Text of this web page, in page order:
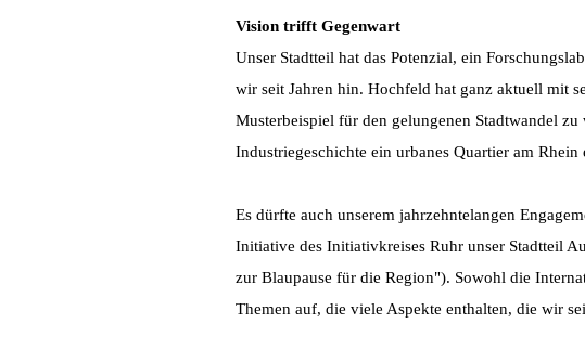
Vision trifft Gegenwart
Unser Stadtteil hat das Potenzial, ein
wir seit Jahren hin. Hochfeld hat ganz aktuell mit
Musterbeispiel für den gelungenen Stadtwandel
Industriegeschichte ein urbanes Quartier am Rhein
Es dürfte auch unserem jahrzehntelangen
Initiative des Initiativkreises Ruhr unser Stadtteil
zur Blaupause für die Region"). Sowohl die
Themen auf, die viele Aspekte enthalten, die wir